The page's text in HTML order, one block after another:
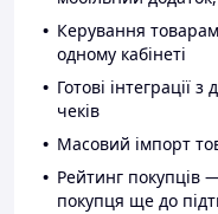
Керування
одному кабінеті
Готові інтеграції
чеків
Масовий імпорт
Рейтинг покупців
покупця ще до